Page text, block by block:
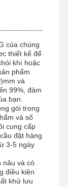
của chúng
thiết kế để
khí hoặc
phẩm
và
99%, đảm
bạn.
gói trong
và số
cung cấp
đặt hàng
3-5 ngày
nâu và có
điều kiện
khử lưu